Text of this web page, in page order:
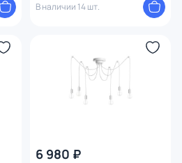
В наличии 14 шт.
6 980 ₽